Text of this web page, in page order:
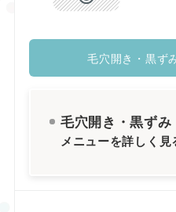
毛穴開き・黒ず
毛穴開き・黒ずみ
メニューを詳しく見